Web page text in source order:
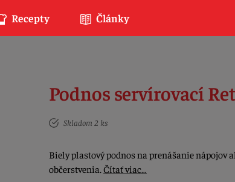
Podnos servírovací
Skladom 2 ks
Biely plastový podnos na prenášanie nápojov
občerstvenia.Čítať viac…
Recepty Články